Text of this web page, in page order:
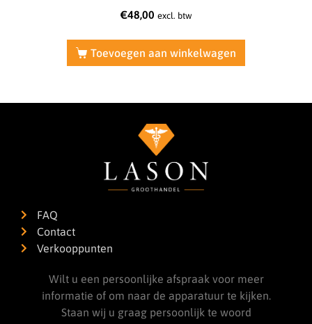
€48,00 excl. btw
Toevoegen aan winkelwagen
FAQ
Contact
Verkooppunten
Wilt u een persoonlijke afspraak voor meer
informatie of om naar de apparatuur te kijken.
Staan wij u graag persoonlijk te woord